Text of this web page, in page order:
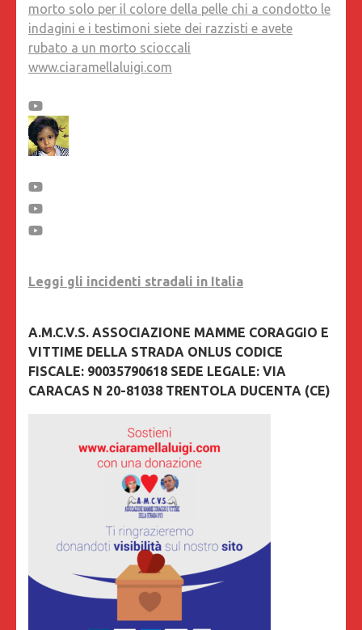
morto solo per il colore della pelle chi a condotto le
indagini e i testimoni siete dei razzisti e avete
rubato a un morto scioccali
www.ciaramellaluigi.com
Leggi gli incidenti stradali in Italia
A.M.C.V.S. ASSOCIAZIONE MAMME CORAGGIO E
VITTIME DELLA STRADA ONLUS CODICE
FISCALE: 90035790618 SEDE LEGALE: VIA
CARACAS N 20-81038 TRENTOLA DUCENTA (CE)